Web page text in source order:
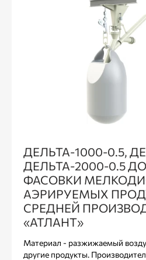
ДЕЛЬТА-1000-0.5,
ДЕЛЬТА-2000-0.5
ФАСОВКИ
АЭРИРУЕМЫХ
СРЕДНЕЙ
«АТЛАНТ»
Материал - разжижаемый
другие продукты.